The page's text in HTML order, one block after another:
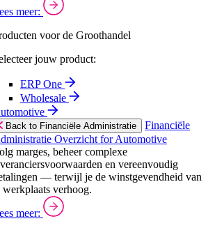
meer:
voor de Groothandel
jouw product:
ERP One
Wholesale
Back to Financiële Administratie
Financiële
Overzicht for Automotive
marges, beheer complexe
en vereenvoudig
— terwijl je de winstgevendheid van
werkplaats verhoog.
meer: